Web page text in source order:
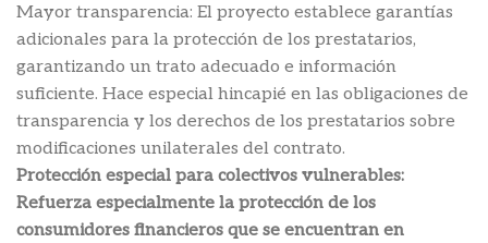
Mayor transparencia: El proyecto establece garantías
adicionales para la protección de los prestatarios,
garantizando un trato adecuado e información
suficiente. Hace especial hincapié en las obligaciones de
transparencia y los derechos de los prestatarios sobre
modificaciones unilaterales del contrato.
Protección especial para colectivos vulnerables:
Refuerza especialmente la protección de los
consumidores financieros que se encuentran en